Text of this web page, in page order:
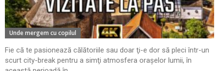
Unde mergem cu copilul
Fie că te pasionează călătoriile sau doar ţi-e dor să pleci într-un
scurt city-break pentru a simţi atmosfera oraşelor lumii, în